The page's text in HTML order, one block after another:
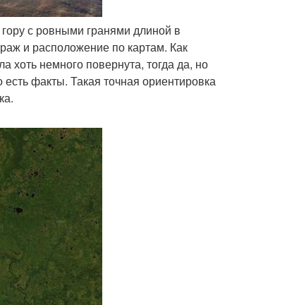
с ровными гранями длиной в
и расположение по картам. Как
хоть немного повернута, тогда да, но
факты. Такая точная ориентировка